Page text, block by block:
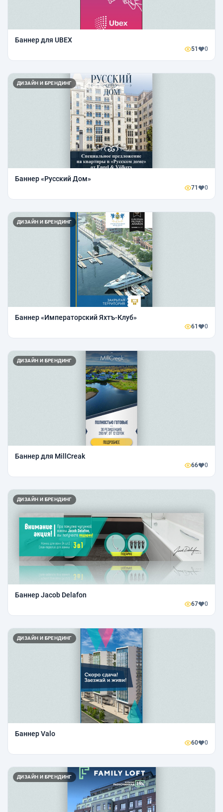
Баннер для UBEX
51 0
ДИЗАЙН И БРЕНДИНГ
Баннер «Русский Дом»
71 0
ДИЗАЙН И БРЕНДИНГ
Баннер «Императорский Яхтъ-Клуб»
61 0
ДИЗАЙН И БРЕНДИНГ
Баннер для MillCreak
66 0
ДИЗАЙН И БРЕНДИНГ
Баннер Jacob Delafon
67 0
ДИЗАЙН И БРЕНДИНГ
Баннер Valo
60 0
ДИЗАЙН И БРЕНДИНГ